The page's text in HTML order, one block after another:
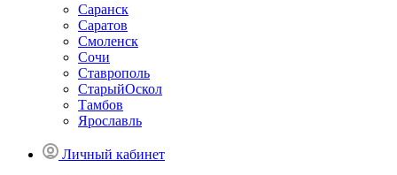
Саранск
Саратов
Смоленск
Сочи
Ставрополь
СтарыйОскол
Тамбов
Ярославль
Личный кабинет